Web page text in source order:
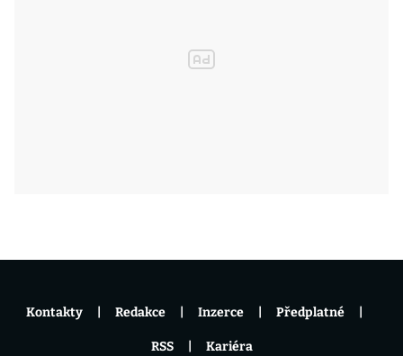
Kontakty Redakce Inzerce Předplatné
RSS Kariéra